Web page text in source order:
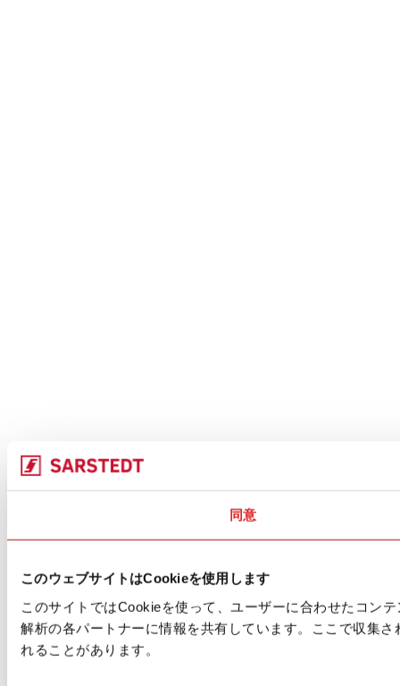
同意
このウェブサイトはCookieを使用します
このサイトではCookieを使って、ユーザーに合わせたコン
解析の各パートナーに情報を共有しています。ここで収集
れることがあります。